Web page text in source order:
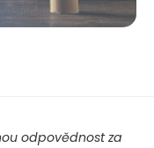
odpovědnost za